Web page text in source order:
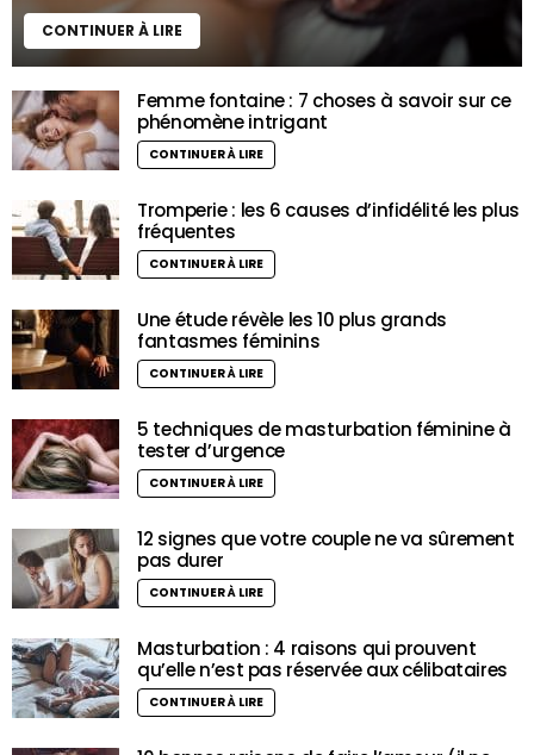
CONTINUER À LIRE
Femme fontaine : 7 choses à savoir sur ce
phénomène intrigant
CONTINUER À LIRE
Tromperie : les 6 causes d’infidélité les plus
fréquentes
CONTINUER À LIRE
Une étude révèle les 10 plus grands
fantasmes féminins
CONTINUER À LIRE
5 techniques de masturbation féminine à
tester d’urgence
CONTINUER À LIRE
12 signes que votre couple ne va sûrement
pas durer
CONTINUER À LIRE
Masturbation : 4 raisons qui prouvent
qu’elle n’est pas réservée aux célibataires
CONTINUER À LIRE